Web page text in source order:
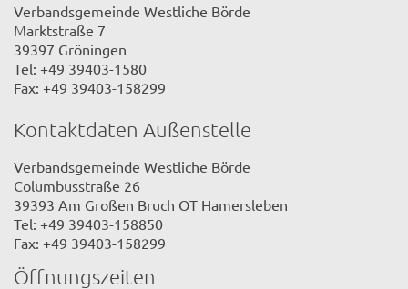
Verbandsgemeinde Westliche Börde
Marktstraße 7
39397 Gröningen
Tel: +49 39403-1580
Fax: +49 39403-158299
Kontaktdaten Außenstelle
Verbandsgemeinde Westliche Börde
Columbusstraße 26
39393 Am Großen Bruch OT Hamersleben
Tel: +49 39403-158850
Fax: +49 39403-158299
Öffnungszeiten